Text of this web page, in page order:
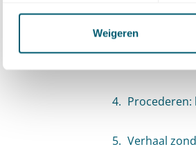
WeigerenMedia,
Procederen:
Verhaal